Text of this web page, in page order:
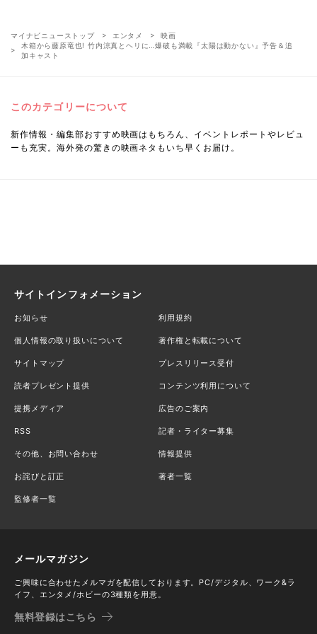
マイナビニューストップ エンタメ
映画
木箱から藤原竜也! 竹内涼真とヘリに…爆破も満載『太陽は動かない』予告＆追
加キャスト
このカテゴリーについて
新作情報・編集部おすすめ映画はもちろん、イベントレポートやレビュ
ーも充実。海外発の驚きの映画ネタもいち早くお届け。
サイトインフォメーション
お知らせ 利用規約
個人情報の取り扱いについて 著作権と転載について
サイトマップ プレスリリース受付
読者プレゼント提供 コンテンツ利用について
提携メディア 広告のご案内
RSS 記者・ライター募集
その他、お問い合わせ 情報提供
お詫びと訂正 著者一覧
監修者一覧
メールマガジン
ご興味に合わせたメルマガを配信しております。PC/デジタル、ワーク&ラ
イフ、エンタメ/ホビーの3種類を用意。
無料登録はこちら